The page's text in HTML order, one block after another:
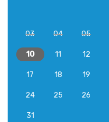
03 04 05
10 11 12
17 18 19
24 25 26
31